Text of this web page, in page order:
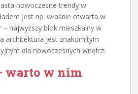
nowoczesne trendy w
jest np. właśnie otwarta w
najwyższy blok mieszkalny w
architektura jest znakomitym
dla nowoczesnych wnętrz.
warto w nim